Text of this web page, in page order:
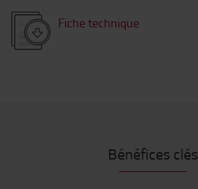
Fiche technique
Bénéfices clés